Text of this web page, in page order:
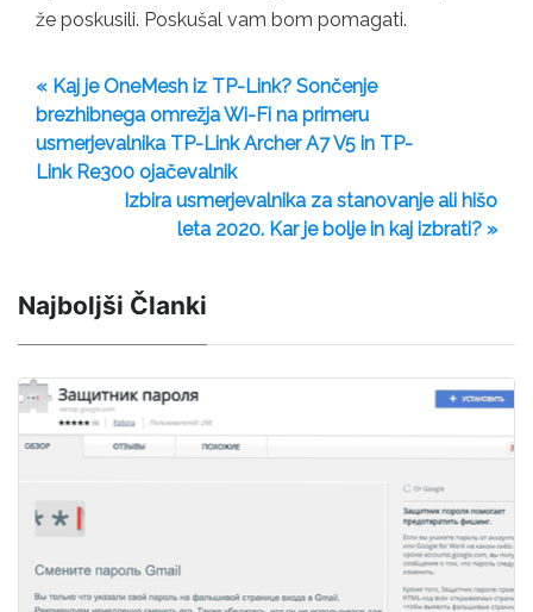
že poskusili. Poskušal vam bom pomagati.
« Kaj je OneMesh iz TP-Link? Sončenje
brezhibnega omrežja Wi-Fi na primeru
usmerjevalnika TP-Link Archer A7 V5 in TP-
Link Re300 ojačevalnik
Izbira usmerjevalnika za stanovanje ali hišo
leta 2020. Kar je bolje in kaj izbrati? »
Najboljši Članki